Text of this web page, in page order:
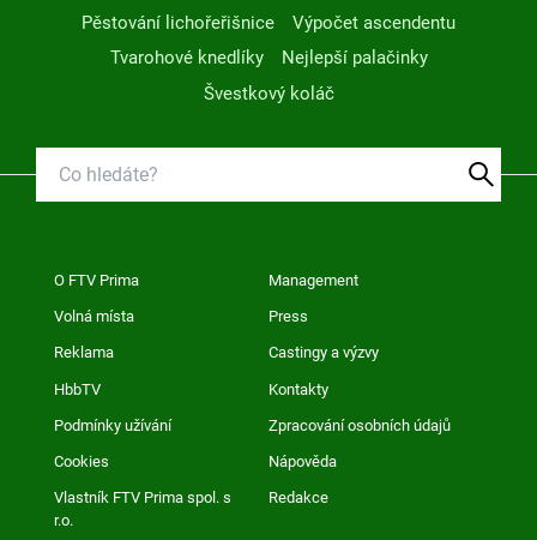
Pěstování lichořeřišnice
Výpočet ascendentu
Tvarohové knedlíky
Nejlepší palačinky
Švestkový koláč
O FTV Prima Management
Volná místa Press
Reklama Castingy a výzvy
HbbTV Kontakty
Podmínky užívání Zpracování osobních údajů
Cookies Nápověda
Vlastník FTV Prima spol. s
r.o.
Redakce